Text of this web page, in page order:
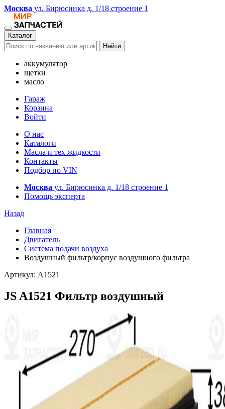
Москва ул. Бирюсинка д. 1/18 строение 1
Каталог
Найти
аккумулятор
щетки
масло
Гараж
Корзина
Войти
О нас
Каталоги
Масла и тех жидкости
Контакты
Подбор по VIN
Москва ул. Бирюсинка д. 1/18 строение 1
Помощь эксперта
Назад
Главная
Двигатель
Система подачи воздуха
Воздушный фильтр/корпус воздушного фильтра
Артикул: A1521
JS A1521 Фильтр воздушный